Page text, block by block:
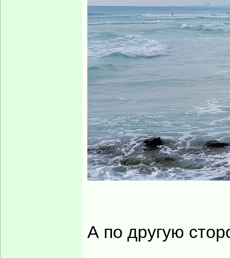
А по другую